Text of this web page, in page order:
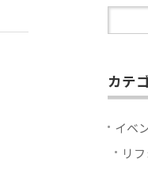
カテ
イベ
リ